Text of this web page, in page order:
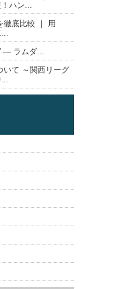
ハン...
徹底比較 ｜ 用
― ラムダ...
いて ～関西リーグ